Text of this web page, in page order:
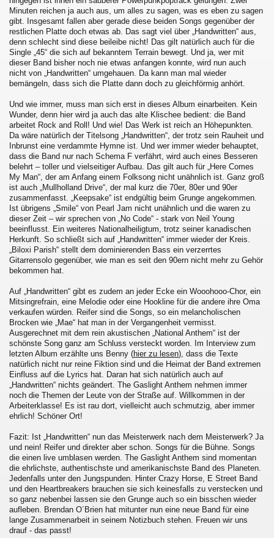
Minuten reichen ja auch aus, um alles zu sagen, was es eben zu sagen
gibt. Insgesamt fallen aber gerade diese beiden Songs gegenüber der
restlichen Platte doch etwas ab. Das sagt viel über „Handwritten“ aus,
denn schlecht sind diese beileibe nicht! Das gilt natürlich auch für die
Single „45“ die sich auf bekanntem Terrain bewegt. Und ja, wer mit
dieser Band bisher noch nie etwas anfangen konnte, wird nun auch
nicht von „Handwritten“ umgehauen. Da kann man mal wieder
bemängeln, dass sich die Platte dann doch zu gleichförmig anhört.
Und wie immer, muss man sich erst in dieses Album einarbeiten. Kein
Wunder, denn hier wird ja auch das alte Klischee bedient: die Band
arbeitet Rock and Roll! Und wie! Das Werk ist reich an Höhepunkten.
Da wäre natürlich der Titelsong „Handwritten“, der trotz sein Rauheit und
Inbrunst eine verdammte Hymne ist. Und wer immer wieder behauptet,
dass die Band nur nach Schema F verfährt, wird auch eines Besseren
belehrt – toller und vielseitiger Aufbau. Das gilt auch für „Here Comes
My Man“, der am Anfang einem Folksong nicht unähnlich ist. Ganz groß
ist auch „Mullholland Drive“, der mal kurz die 70er, 80er und 90er
zusammenfasst. „Keepsake“ ist endgültig beim Grunge angekommen.
Ist übrigens „Smile“ von Pearl Jam nicht unähnlich und die waren zu
dieser Zeit – wir sprechen von „No Code“ - stark von Neil Young
beeinflusst. Ein weiteres Nationalheiligtum, trotz seiner kanadischen
Herkunft. So schließt sich auf „Handwritten“ immer wieder der Kreis.
„Biloxi Parish“ stellt dem dominierenden Bass ein verzerrtes
Gitarrensolo gegenüber, wie man es seit den 90ern nicht mehr zu Gehör
bekommen hat.
Auf „Handwritten“ gibt es zudem an jeder Ecke ein Wooohooo-Chor, ein
Mitsingrefrain, eine Melodie oder eine Hookline für die andere ihre Oma
verkaufen würden. Reifer sind die Songs, so ein melancholischen
Brocken wie „Mae“ hat man in der Vergangenheit vermisst.
Ausgerechnet mit dem rein akustischen „National Anthem“ ist der
schönste Song ganz am Schluss versteckt worden. Im Interview zum
letzten Album erzählte uns Benny (hier zu lesen), dass die Texte
natürlich nicht nur reine Fiktion sind und die Heimat der Band extremen
Einfluss auf die Lyrics hat. Daran hat sich natürlich auch auf
„Handwritten“ nichts geändert. The Gaslight Anthem nehmen immer
noch die Themen der Leute von der Straße auf. Willkommen in der
Arbeiterklasse! Es ist rau dort, vielleicht auch schmutzig, aber immer
ehrlich! Schöner Ort!
Fazit: Ist „Handwritten“ nun das Meisterwerk nach dem Meisterwerk? Ja
und nein! Reifer und direkter aber schon. Songs für die Bühne. Songs
die einen live umblasen werden. The Gaslight Anthem sind momentan
die ehrlichste, authentischste und amerikanischste Band des Planeten.
Jedenfalls unter den Jungspunden. Hinter Crazy Horse, E Street Band
und den Heartbreakers brauchen sie sich keinesfalls zu verstecken und
so ganz nebenbei lassen sie den Grunge auch so ein bisschen wieder
aufleben. Brendan O´Brien hat mitunter nun eine neue Band für eine
lange Zusammenarbeit in seinem Notizbuch stehen. Freuen wir uns
drauf - das passt!